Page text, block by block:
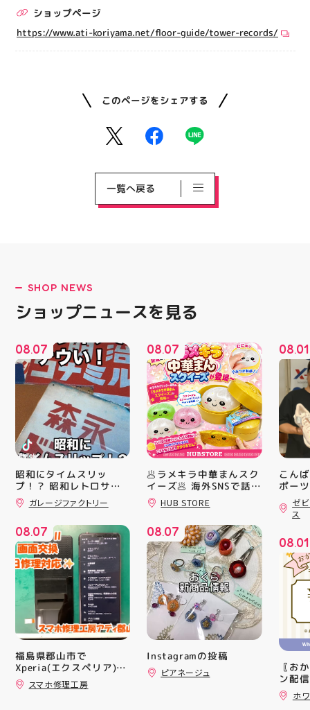
ショップページ
https://www.ati-koriyama.net/floor-guide/tower-records/
このページをシェアする
一覧へ戻る
SHOP NEWS
ショップニュースを見る
08.07
昭和にタイムスリッ
プ！？ 昭和レトロサイ
ンボード大量入荷しまし
た！ 今回はお菓子系を
屋に飾ればバッチグー
郡山駅前 アティ郡山4F
“ガレージファクトリ
ー”へ遊びに来てね️‍️‍️‍ #福
島 #郡山 #郡山駅前 #雑
貨屋 #昭和レトロ
ガレージファクトリー
08.07
福島県郡山市で
Xperia(エクスペリア)の
画面交換も即日修理対応
😊💪
スマホ修理工房
08.07
🥟ラメキラ中華まんスク
イーズ🥟 海外SNSで話題
沸騰中 ラメキラ中華ま
んスクイーズが新登場！
が とにかくかわいい♪ む
にゅっとクセになる や
みつき触感がたまらな
い…！ せいろ型ケース
に入っていて どの色の
子が出るかは 開けてか
らのお楽しみ #ラメキラ
中華まん #スクイーズ #
中華まんグッズ #海外ト
レンド #むにゅむにゅ
シル活 新商品入荷
HUBSTORE
HUB STORE
08.07
Instagramの投稿
ピアネージュ
08.01
こん
ポー
ティ
日の
クス
6」の
徴と
反発
搭載
追加
上さ
トレ
ショ
ンと
備え
ウー
ゼ
ス
08.01
〖お
ン配
ッパ
￥
ホ